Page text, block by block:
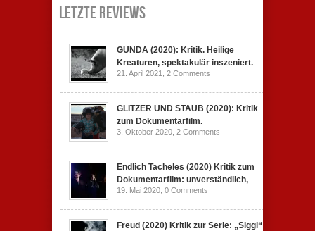
Letzte Reviews
GUNDA (2020): Kritik. Heilige
Kreaturen, spektakulär inszeniert.
21. April 2021, 2 Comments
GLITZER UND STAUB (2020): Kritik
zum Dokumentarfilm.
3. Oktober 2020, 2 Comments
Endlich Tacheles (2020) Kritik zum
Dokumentarfilm: unverständlich,
19. Mai 2020, 0 Comments
Freud (2020) Kritik zur Serie: „Siggi“